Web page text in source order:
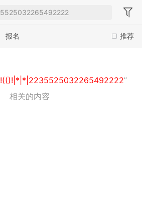
推荐
报名
!(()!|*|*|2235525032265492222”
相关的内容